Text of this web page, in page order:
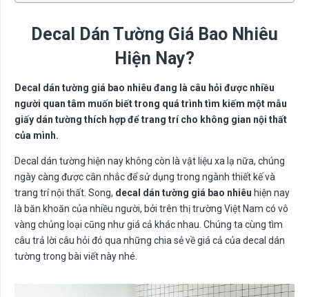
Decal Dán Tường Giá Bao Nhiêu
Hiện Nay?
Decal dán tường giá bao nhiêu đang là câu hỏi được nhiều
người quan tâm muốn biết trong quá trình tìm kiếm một mẫu
giấy dán tường thích hợp để trang trí cho không gian nội thất
của mình.
Decal dán tường hiện nay không còn là vật liệu xa lạ nữa, chúng
ngày càng được cân nhắc để sử dụng trong ngành thiết kế và
trang trí nội thất. Song, decal dán tường giá bao nhiêu hiện nay
là băn khoăn của nhiều người, bởi trên thị trường Việt Nam có vô
vàng chủng loại cũng như giá cả khác nhau. Chúng ta cùng tìm
câu trả lời câu hỏi đó qua những chia sẻ về giá cả của decal dán
tường trong bài viết này nhé.